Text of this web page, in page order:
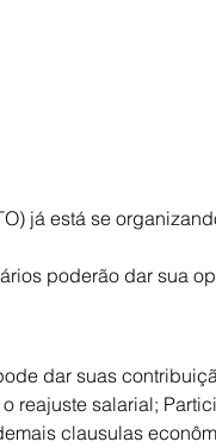
já está se
poderão dar sua
dar suas
reajuste salarial;
clausulas